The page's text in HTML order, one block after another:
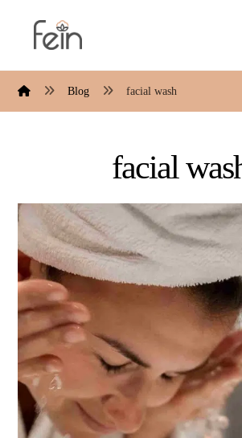
Blog facial wash
facial